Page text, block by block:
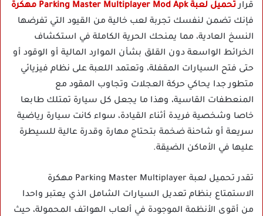
قرارتحميل لعبة Parking Master Multiplayer Mod Apk مهكرة
فإنك تضمن لنفسك تجربة لعب خالية من القيود التي تفرضها
النسخ العادية، مما يمنحك الحرية الكاملة في استكشاف
الخرائط الواسعة دون القلق بشأن الموارد المالية أو الوقود أو
حتى فتح السيارات المقفلة، وتعتمد اللعبة على نظام فيزيائي
متطور جدا يحاكي حركة العجلات وتجاوب المقود مع
المنعطفات القاسية، وهذا ما يجعل كل سيارة تمتلك طابعا
خاصا وشخصية فريدة أثناء القيادة، سواء كانت سيارة رياضية
سريعة أو شاحنة ضخمة بتحتاج مهارة وقدرة عالية للسيطرة
عليها في الأماكن الضيقة.
تقدر تحميل لعبة Parking Master Multiplayer مهكرة
الاستمتاع بنظام تعديل السيارات الشامل الذي يعتبر واحدا
من أقوى الأنظمة الموجودة في ألعاب الهواتف المحمولة، حيث